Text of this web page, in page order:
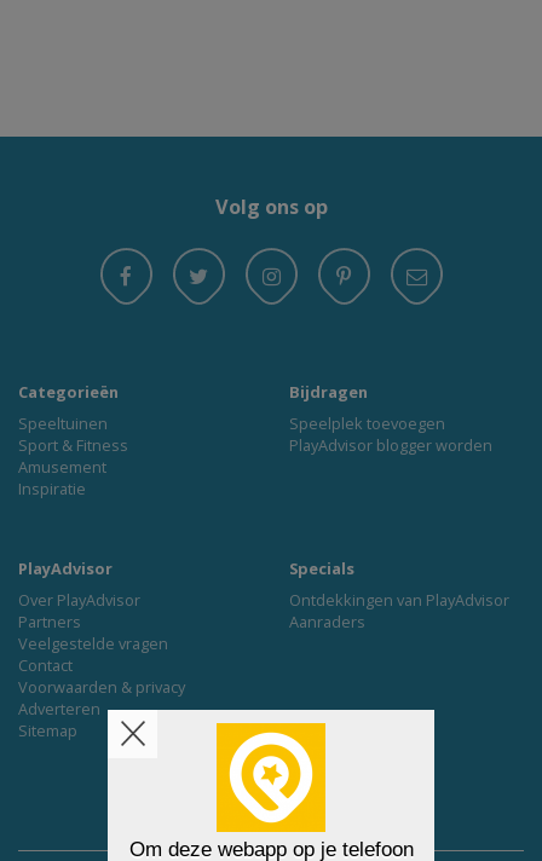
Volg ons op
Categorieën
Speeltuinen
Sport & Fitness
Amusement
Inspiratie
Bijdragen
Speelplek toevoegen
PlayAdvisor blogger worden
PlayAdvisor
Over PlayAdvisor
Partners
Veelgestelde vragen
Contact
Voorwaarden & privacy
Adverteren
Sitemap
Specials
Ontdekkingen van PlayAdvisor
Aanraders